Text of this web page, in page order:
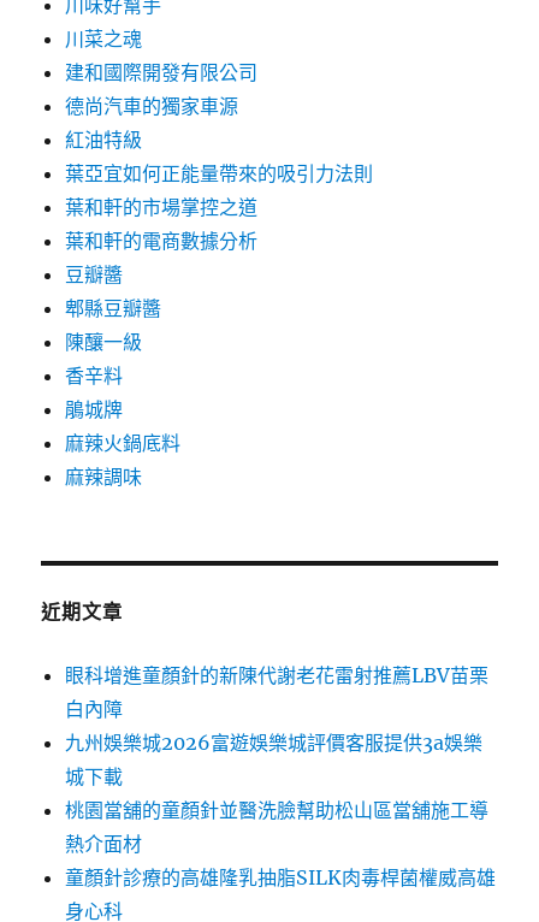
川味好幫手
川菜之魂
建和國際開發有限公司
德尚汽車的獨家車源
紅油特級
葉亞宜如何正能量帶來的吸引力法則
葉和軒的市場掌控之道
葉和軒的電商數據分析
豆瓣醬
郫縣豆瓣醬
陳釀一級
香辛料
鵑城牌
麻辣火鍋底料
麻辣調味
近期文章
眼科增進童顏針的新陳代謝老花雷射推薦LBV苗栗
白內障
九州娛樂城2026富遊娛樂城評價客服提供3a娛樂
城下載
桃園當舖的童顏針並醫洗臉幫助松山區當舖施工導
熱介面材
童顏針診療的高雄隆乳抽脂SILK肉毒桿菌權威高雄
身心科